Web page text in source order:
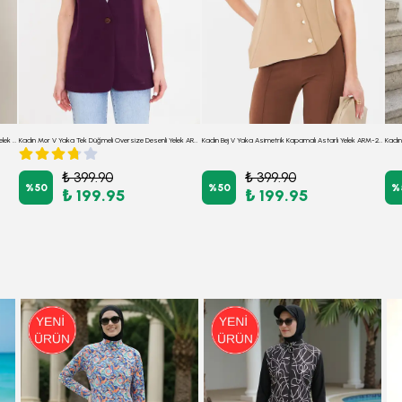
Kadın Saks Erkek Yaka Beli Kuşaklı Keten Görünümlü Yelek ARM-26K001055 Kadın Mor V Yaka Tek Düğmeli Oversize Desenli Yelek ARM-25K001110
%50
₺ 399.90
₺ 199.95
Kadın Bej V Yaka Asimetrik Kapamalı Astarlı Yelek ARM-26K001004
%50
₺ 399.90
₺ 199.95 %